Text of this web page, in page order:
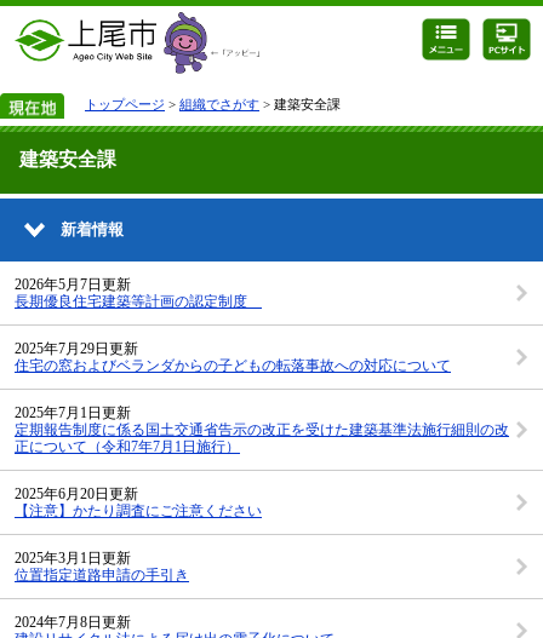
トップページ > 組織でさがす > 建築安全課
建築安全課
新着情報
2026年5月7日更新
長期優良住宅建築等計画の認定制度
2025年7月29日更新
住宅の窓およびベランダからの子どもの転落事故への対応について
2025年7月1日更新
定期報告制度に係る国土交通省告示の改正を受けた建築基準法施行細則の改
正について（令和7年7月1日施行）
2025年6月20日更新
【注意】かたり調査にご注意ください
2025年3月1日更新
位置指定道路申請の手引き
2024年7月8日更新